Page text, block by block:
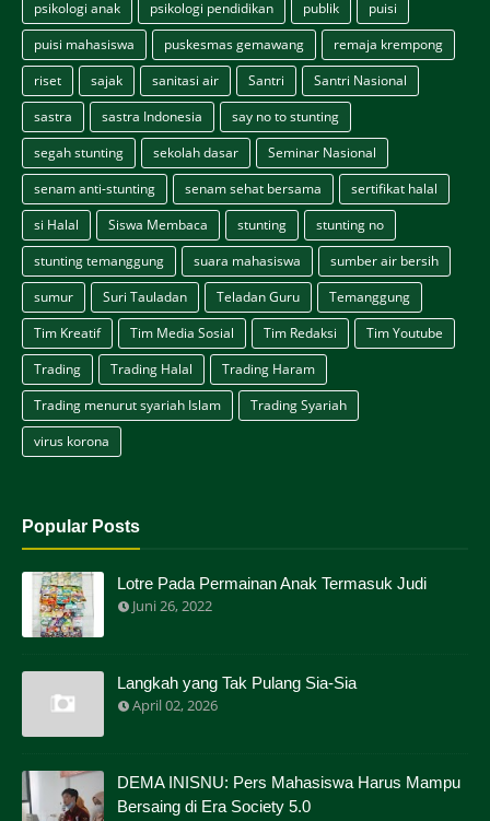
psikologi anak
psikologi pendidikan publik
puisi
puisi mahasiswa
puskesmas gemawang
remaja krempong
riset
sajak sanitasi air Santri
Santri Nasional
sastra
sastra Indonesia
say no to stunting
segah stunting
sekolah dasar
Seminar Nasional
senam anti-stunting
senam sehat bersama
sertifikat halal
si Halal
Siswa Membaca stunting
stunting no
stunting temanggung
suara mahasiswa
sumber air bersih
sumur
Suri Tauladan Teladan Guru
Temanggung
Tim Kreatif
Tim Media Sosial Tim Redaksi
Tim Youtube
Trading
Trading Halal
Trading Haram
Trading menurut syariah Islam
Trading Syariah
virus korona
Popular Posts
Lotre Pada Permainan Anak Termasuk Judi
Juni 26, 2022
Langkah yang Tak Pulang Sia-Sia
April 02, 2026
DEMA INISNU: Pers Mahasiswa Harus Mampu
Bersaing di Era Society 5.0